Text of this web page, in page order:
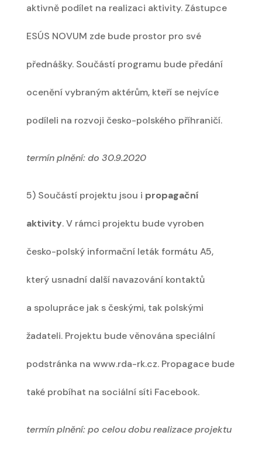
aktivně podílet na realizaci aktivity. Zástupce
ESÚS NOVUM zde bude prostor pro své
přednášky. Součástí programu bude předání
ocenění vybraným aktérům, kteří se nejvíce
podíleli na rozvoji česko-polského příhraničí.
termín plnění: do 30.9.2020
5) Součástí projektu jsou i propagační
aktivity. V rámci projektu bude vyroben
česko-polský informační leták formátu A5,
který usnadní další navazování kontaktů
a spolupráce jak s českými, tak polskými
žadateli. Projektu bude věnována speciální
podstránka na www.rda-rk.cz. Propagace bude
také probíhat na sociální síti Facebook.
termín plnění: po celou dobu realizace projektu